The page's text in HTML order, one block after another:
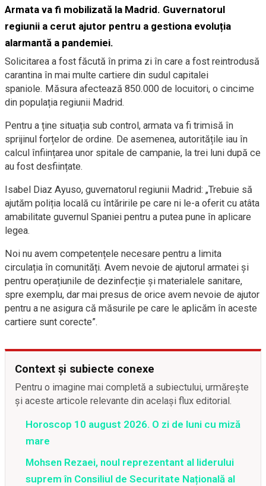
Armata va fi mobilizată la Madrid. Guvernatorul
regiunii a cerut ajutor pentru a gestiona evoluția
alarmantă a pandemiei.
Solicitarea a fost făcută în prima zi în care a fost reintrodusă
carantina în mai multe cartiere din sudul capitalei
spaniole. Măsura afectează 850.000 de locuitori, o cincime
din populația regiunii Madrid.
Pentru a ține situația sub control, armata va fi trimisă în
sprijinul forțelor de ordine. De asemenea, autoritățile iau în
calcul înființarea unor spitale de campanie, la trei luni după ce
au fost desființate.
Isabel Diaz Ayuso, guvernatorul regiunii Madrid: „Trebuie să
ajutăm poliția locală cu întăririle pe care ni le-a oferit cu atâta
amabilitate guvernul Spaniei pentru a putea pune în aplicare
legea.
Noi nu avem competențele necesare pentru a limita
circulația în comunități. Avem nevoie de ajutorul armatei și
pentru operațiunile de dezinfecție și materialele sanitare,
spre exemplu, dar mai presus de orice avem nevoie de ajutor
pentru a ne asigura că măsurile pe care le aplicăm în aceste
cartiere sunt corecte”.
Context și subiecte conexe
Pentru o imagine mai completă a subiectului, urmărește
și aceste articole relevante din același flux editorial.
Horoscop 10 august 2026. O zi de luni cu miză
mare
Mohsen Rezaei, noul reprezentant al liderului
suprem în Consiliul de Securitate Națională al